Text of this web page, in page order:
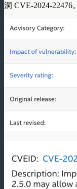
洞 CVE-2024-22476。